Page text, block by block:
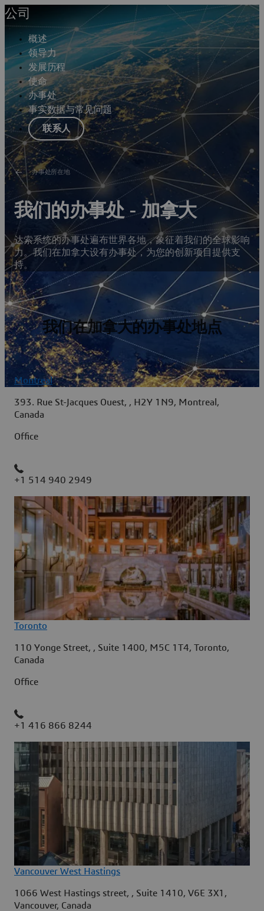
公司
概述
领导力
发展历程
使命
办事处
事实数据与常见问题
联系人
办事处所在地
我们的办事处 - 加拿大
达索系统的办事处遍布世界各地，象征着我们的全球影响
力。我们在加拿大设有办事处，为您的创新项目提供支
持。
我们在加拿大的办事处地点
Montreal
393. Rue St-Jacques Ouest, , H2Y 1N9, Montreal,
Canada
Office
+1 514 940 2949
Toronto
110 Yonge Street, , Suite 1400, M5C 1T4, Toronto,
Canada
Office
+1 416 866 8244
Vancouver West Hastings
1066 West Hastings street, , Suite 1410, V6E 3X1,
Vancouver, Canada